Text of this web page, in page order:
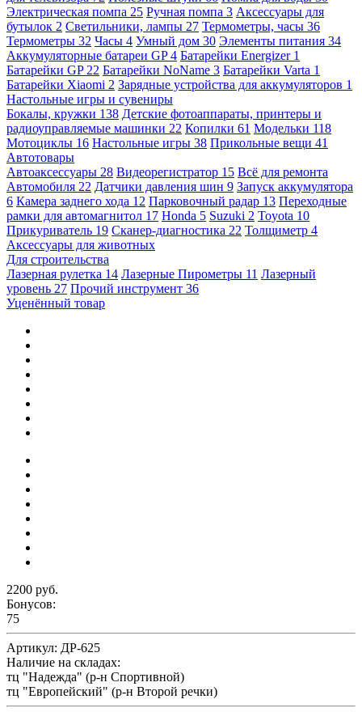
Электрическая помпа 25 Ручная помпа 3 Аксессуары для
бутылок 2 Светильники, лампы 27 Термометры, часы 36
Термометры 32 Часы 4 Умный дом 30 Элементы питания 34
Аккумуляторные батареи GP4 Батарейки Energizer 1
Батарейки GP 22 Батарейки NoName 3 Батарейки Varta 1
Батарейки Xiaomi 2 Зарядные устройства для аккумуляторов 1
Настольные игры и сувениры
Бокалы, кружки 138 Детские фотоаппараты, принтеры и
радиоуправляемые машинки 22 Копилки 61 Модельки 118
Мотоциклы 16 Настольные игры 38 Прикольные вещи 41
Автотовары
Автоаксессуары 28 Видеорегистратор 15 Всё для ремонта
Автомобиля 22 Датчики давления шин 9 Запуск аккумулятора
6 Камера заднего хода 12 Парковочный радар 13 Переходные
рамки для автомагнитол 17 Honda 5 Suzuki 2 Toyota 10
Прикуриватель 19 Сканер-диагностика 22 Толщиметр 4
Аксессуары для животных
Для строительства
Лазерная рулетка 14 Лазерные Пирометры 11 Лазерный
уровень 27 Прочий инструмент 36
Уценённый товар
2200 руб.
Бонусов:
75
Артикул: ДР-625
Наличие на складах:
тц "Надежда" (р-н Спортивной)
тц "Европейский" (р-н Второй речки)